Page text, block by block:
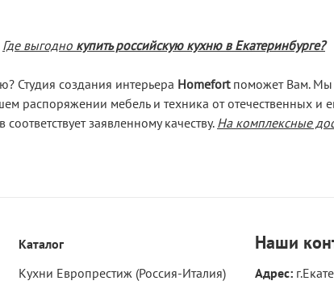
Где выгодно купить российскую кухню в Екатеринбурге?
Студия создания интерьера Homefortпоможет Вам. Мы
распоряжении мебель и техника от отечественных и
заявленному качеству.На комплексные
Каталог
Кухни Европрестиж (Россия-Италия)
Наши
Адрес: